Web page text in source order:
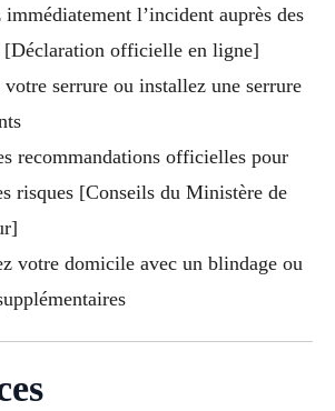
immédiatement l’incident auprès des
[Déclaration officielle en ligne]
votre serrure ou installez une serrure
recommandations officielles pour
risques [Conseils du Ministère de
votre domicile avec un blindage ou